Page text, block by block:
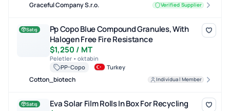
Graceful Company S.r.o. Verified Supplier
Pp Copo Blue Compound Granules, With Halogen Free Fire
Satış
Pp Copo Blue Compound Granules, With
Halogen Free Fire Resistance
$1,250 / MT
Peletler • oktabin
PP-Copo
Turkey
Cotton_biotech Individual Member
Eva Solar Film Rolls In Box For Recycling
Satış
Eva Solar Film Rolls In Box For Recycling